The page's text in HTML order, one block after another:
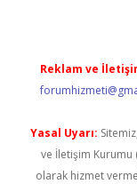
Reklam ve
Yasal Uyarı:
ve İletişim Kurumu
olarak hizmet